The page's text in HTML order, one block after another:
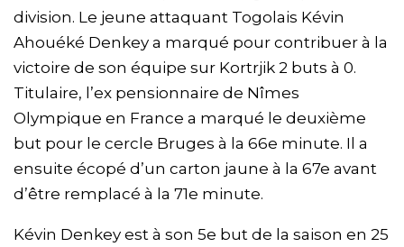
division. Le jeune attaquant Togolais Kévin
Ahouéké Denkey a marqué pour contribuer à la
victoire de son équipe sur Kortrjik 2 buts à 0.
Titulaire, l’ex pensionnaire de Nîmes
Olympique en France a marqué le deuxième
but pour le cercle Bruges à la 66e minute. Il a
ensuite écopé d’un carton jaune à la 67e avant
d’être remplacé à la 71e minute.
Kévin Denkey est à son 5e but de la saison en 25